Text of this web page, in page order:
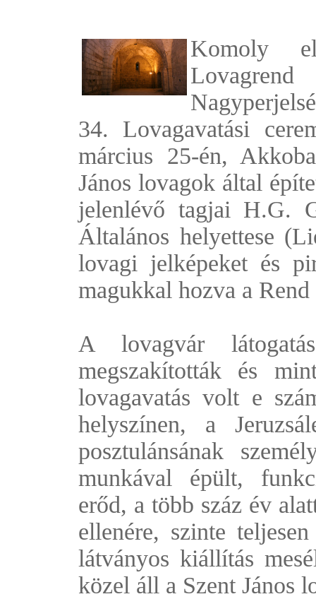
Komoly
34. Lovagavatási
március 25-én,
János lovagok által
jelenlévő tagjai H.G.
Általános helyettese
lovagi jelképeket és
magukkal hozva a
A lovagvár
megszakították és
lovagavatás volt e
helyszínen, a
posztulánsának
munkával épült,
erőd, a több száz év
ellenére, szinte
látványos kiállítás
közel áll a Szent János